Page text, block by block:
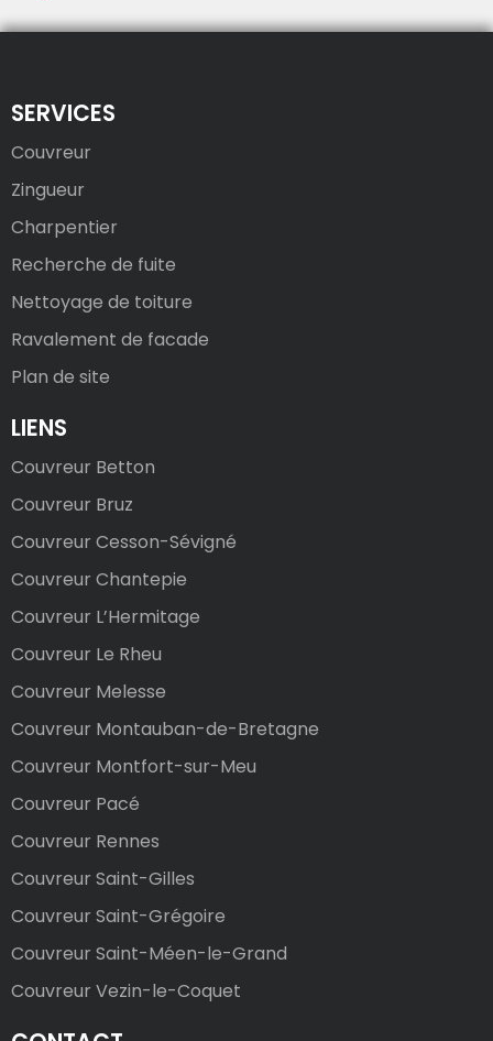
SERVICES
Couvreur
Zingueur
Charpentier
Recherche de fuite
Nettoyage de toiture
Ravalement de facade
Plan de site
LIENS
Couvreur Betton
Couvreur Bruz
Couvreur Cesson-Sévigné
Couvreur Chantepie
Couvreur L’Hermitage
Couvreur Le Rheu
Couvreur Melesse
Couvreur Montauban-de-Bretagne
Couvreur Montfort-sur-Meu
Couvreur Pacé
Couvreur Rennes
Couvreur Saint-Gilles
Couvreur Saint-Grégoire
Couvreur Saint-Méen-le-Grand
Couvreur Vezin-le-Coquet